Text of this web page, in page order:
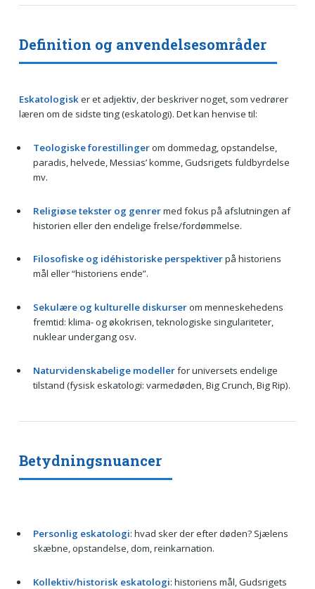
Definition og anvendelsesområder
Eskatologisker et adjektiv, der beskriver noget, som vedrører
læren om de sidste ting (eskatologi). Det kan henvise til:
Teologiske forestillingerom dommedag, opstandelse,
paradis, helvede, Messias’ komme, Gudsrigets fuldbyrdelse
mv.
Religiøse tekster og genrermed fokus på afslutningen af
historien eller den endelige frelse/fordømmelse.
Filosofiske og idéhistoriske perspektiverpå historiens
mål eller “historiens ende”.
Sekulære og kulturelle diskurserom menneskehedens
fremtid: klima- og økokrisen, teknologiske singulariteter,
nuklear undergang osv.
Naturvidenskabelige modellerfor universets endelige
tilstand (fysisk eskatologi: varme­døden, Big Crunch, Big Rip).
Betydningsnuancer
Personlig eskatologi: hvad sker der efter døden? Sjælens
skæbne, opstandelse, dom, reinkarnation.
Kollektiv/historisk eskatologi: historiens mål, Gudsrigets